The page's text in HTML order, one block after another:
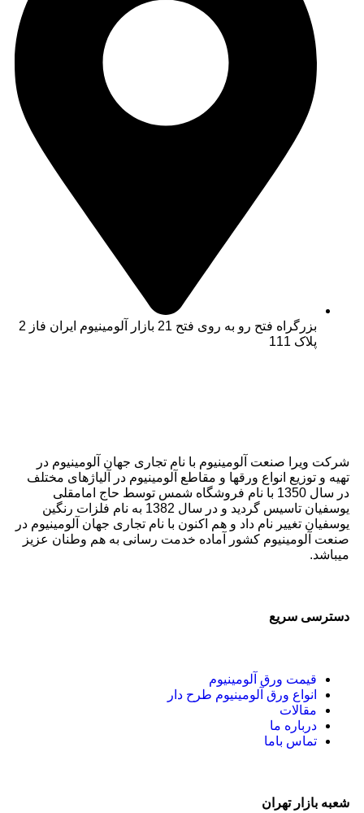
بزرگراه فتح رو به روی فتح 21 بازار آلومینیوم ایران فاز 2
پلاک 111
شرکت ویرا صنعت آلومینیوم با نام تجاری جهان آلومینیوم در
تهیه و توزیع انواع ورقها و مقاطع آلومینیوم در آلیاژهای مختلف
در سال 1350 با نام فروشگاه شمس توسط حاج امامقلی
یوسفیان تاسیس گردید و در سال 1382 به نام فلزات رنگین
یوسفیان تغییر نام داد و هم اکنون با نام تجاری جهان آلومینیوم در
صنعت آلومینیوم کشور آماده خدمت رسانی به هم وطنان عزیز
میباشد.
دسترسی سریع
قیمت ورق آلومینیوم
انواع ورق آلومینیوم طرح دار
مقالات
درباره ما
تماس باما
شعبه بازار تهران